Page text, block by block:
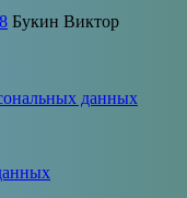
Букин Виктор
данных